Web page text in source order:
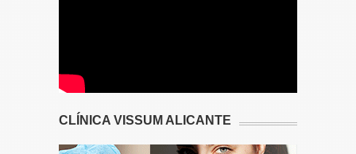
CLÍNICA VISSUM ALICANTE